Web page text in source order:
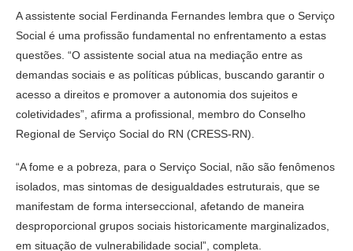
A assistente social Ferdinanda Fernandes lembra que o Serviço
Social é uma profissão fundamental no enfrentamento a estas
questões. “O assistente social atua na mediação entre as
demandas sociais e as políticas públicas, buscando garantir o
acesso a direitos e promover a autonomia dos sujeitos e
coletividades”, afirma a profissional, membro do Conselho
Regional de Serviço Social do RN (CRESS-RN).
“A fome e a pobreza, para o Serviço Social, não são fenômenos
isolados, mas sintomas de desigualdades estruturais, que se
manifestam de forma interseccional, afetando de maneira
desproporcional grupos sociais historicamente marginalizados,
em situação de vulnerabilidade social”, completa.